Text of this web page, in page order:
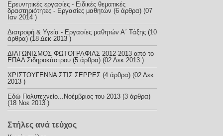
Ερευνητικές εργασίες - Ειδικές θεματικές
δραστηριότητες - Εργασίες μαθητών (6 άρθρα) (07
Ιαν 2014 )
Διατροφή & Υγεία - Εργασίες μαθητών Α΄ Τάξης (10
άρθρα) (18 Δεκ 2013 )
ΔΙΑΓΩΝΙΣΜΟΣ ΦΩΤΟΓΡΑΦΙΑΣ 2012-2013 από το
ΕΠΑΛ Σιδηροκάστρου (5 άρθρα) (02 Δεκ 2013 )
ΧΡΙΣΤΟΥΓΕΝΝΑ ΣΤΙΣ ΣΕΡΡΕΣ (4 άρθρα) (02 Δεκ
2013 )
Εδώ Πολυτεχνείο...Νοέμβριος του 2013 (3 άρθρα)
(18 Νοε 2013 )
Στήλες ανά τεύχος